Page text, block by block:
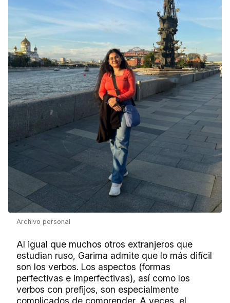
Archivo personal
Al igual que muchos otros extranjeros que
estudian ruso, Garima admite que lo más difícil
son los verbos. Los aspectos (formas
perfectivas e imperfectivas), así como los
verbos con prefijos, son especialmente
complicados de comprender. A veces, el